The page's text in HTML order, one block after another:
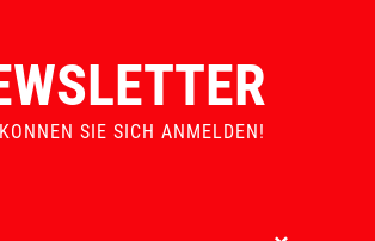
SIE SICH ANMELDEN!